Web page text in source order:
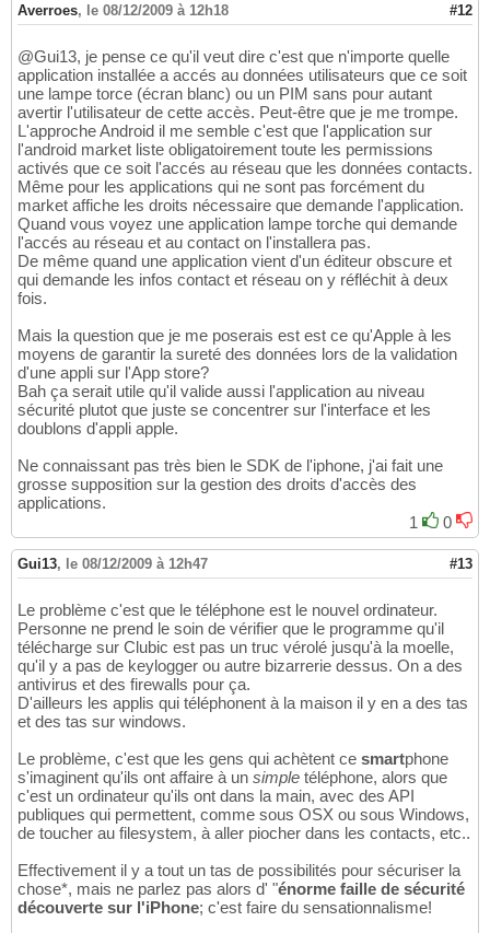
Averroes, le 08/12/2009 à 12h18 #12
@Gui13, je pense ce qu'il veut dire c'est que n'importe quelle
application installée a accés au données utilisateurs que ce soit
une lampe torce (écran blanc) ou un PIM sans pour autant
avertir l'utilisateur de cette accès. Peut-être que je me trompe.
L'approche Android il me semble c'est que l'application sur
l'android market liste obligatoirement toute les permissions
activés que ce soit l'accés au réseau que les données contacts.
Même pour les applications qui ne sont pas forcément du
market affiche les droits nécessaire que demande l'application.
Quand vous voyez une application lampe torche qui demande
l'accés au réseau et au contact on l'installera pas.
De même quand une application vient d'un éditeur obscure et
qui demande les infos contact et réseau on y réfléchit à deux
fois.
Mais la question que je me poserais est est ce qu'Apple à les
moyens de garantir la sureté des données lors de la validation
d'une appli sur l'App store?
Bah ça serait utile qu'il valide aussi l'application au niveau
sécurité plutot que juste se concentrer sur l'interface et les
doublons d'appli apple.
Ne connaissant pas très bien le SDK de l'iphone, j'ai fait une
grosse supposition sur la gestion des droits d'accès des
applications.
1
0
Gui13, le 08/12/2009 à 12h47 #13
Le problème c'est que le téléphone est le nouvel ordinateur.
Personne ne prend le soin de vérifier que le programme qu'il
télécharge sur Clubic est pas un truc vérolé jusqu'à la moelle,
qu'il y a pas de keylogger ou autre bizarrerie dessus. On a des
antivirus et des firewalls pour ça.
D'ailleurs les applis qui téléphonent à la maison il y en a des tas
et des tas sur windows.
Le problème, c'est que les gens qui achètent ce smartphone
s'imaginent qu'ils ont affaire à un simple téléphone, alors que
c'est un ordinateur qu'ils ont dans la main, avec des API
publiques qui permettent, comme sous OSX ou sous Windows,
de toucher au filesystem, à aller piocher dans les contacts, etc..
Effectivement il y a tout un tas de possibilités pour sécuriser la
chose*, mais ne parlez pas alors d' "énorme faille de sécurité
découverte sur l'iPhone; c'est faire du sensationnalisme!